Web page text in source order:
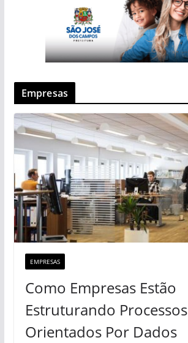
Empresas
EMPRESAS
Como Empresas Estão
Estruturando Processos
Orientados Por Dados